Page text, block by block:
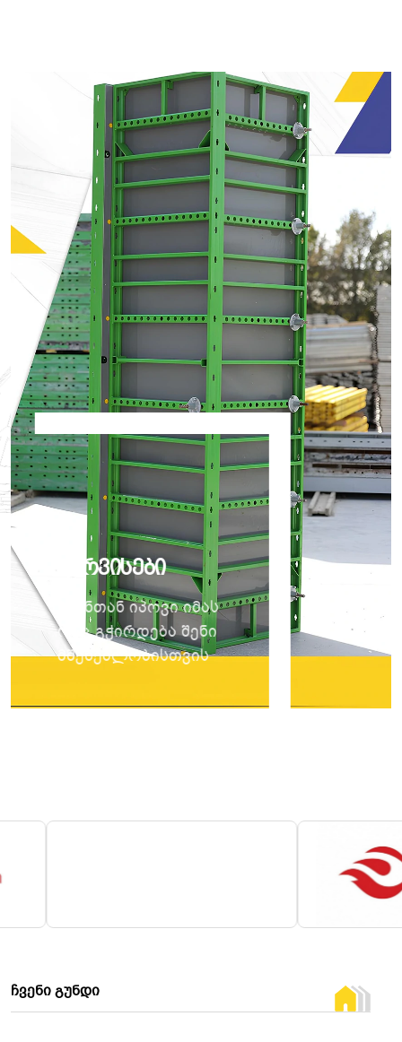
Სერვისები
ჩვენთან იპოვი იმას
რაც გჭირდება შენი
მშენებლობისთვის
ᲩᲕᲔᲜᲘ ᲒᲣᲜᲓᲘ